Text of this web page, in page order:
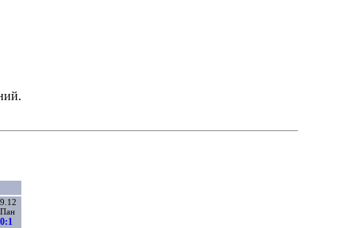
9.12
Пан
0:1